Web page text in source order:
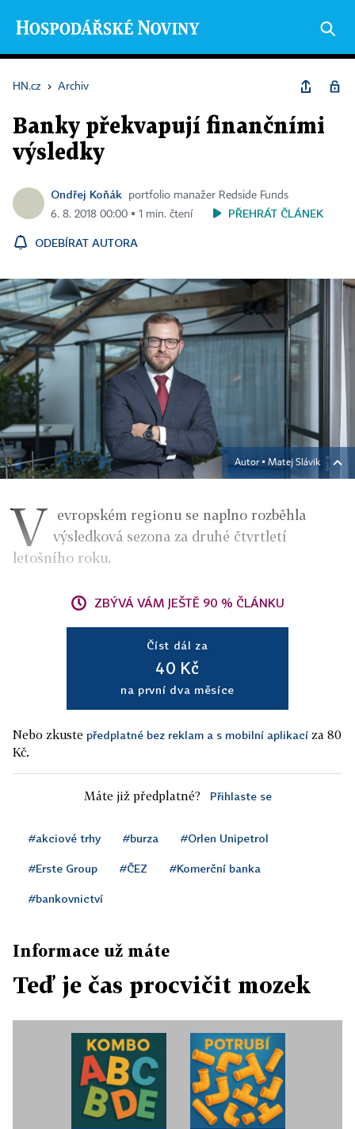
HN.cz › Archiv
Banky překvapují finančními
výsledky
Ondřej Koňák
portfolio manažer Redside Funds
6. 8. 2018 00:00 ▪ 1 min. čtení
PŘEHRÁT ČLÁNEK
ODEBÍRAT AUTORA
Autor ▪ Matej Slávik
V
evropském regionu se naplno rozběhla
výsledková sezona za druhé čtvrtletí
letošního roku.
ZBÝVÁ VÁM JEŠTĚ 90 % ČLÁNKU
Číst dál za
40 Kč
na první dva měsíce
Nebo zkuste předplatné bez reklam a s mobilní aplikací za 80
Kč.
Máte již předplatné? Přihlaste se
#akciové trhy #burza #Orlen Unipetrol
#Erste Group #ČEZ #Komerční banka
#bankovnictví
Informace už máte
Teď je čas procvičit mozek